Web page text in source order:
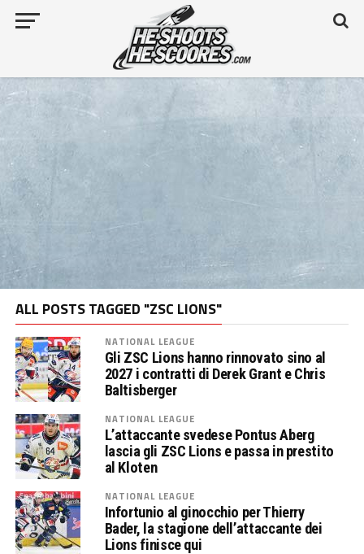
ALL POSTS TAGGED "ZSC LIONS"
NATIONAL LEAGUE
Gli ZSC Lions hanno rinnovato sino al
2027 i contratti di Derek Grant e Chris
Baltisberger
NATIONAL LEAGUE
L’attaccante svedese Pontus Aberg
lascia gli ZSC Lions e passa in prestito
al Kloten
NATIONAL LEAGUE
Infortunio al ginocchio per Thierry
Bader, la stagione dell’attaccante dei
Lions finisce qui